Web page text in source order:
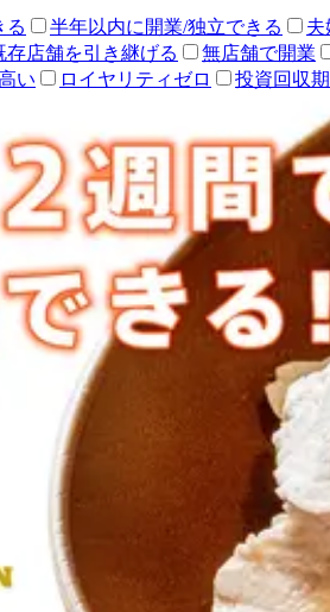
る 半年以内に開業/独立できる 夫
存店舗を引き継げる 無店舗で開業
い
ロイヤリティゼロ 投資回収